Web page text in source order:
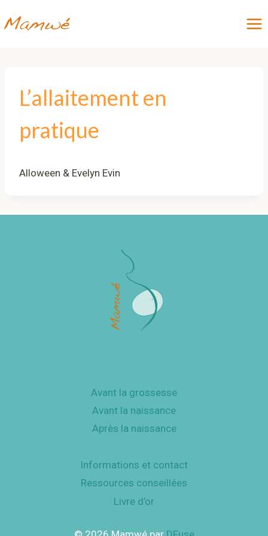
au
L’allaitement en
pratique
Alloween & Evelyn Evin
Avant la grossesse
Avant la naissance
Après la naissance
Informations et contact
Ressources conseillées
Livre d’or